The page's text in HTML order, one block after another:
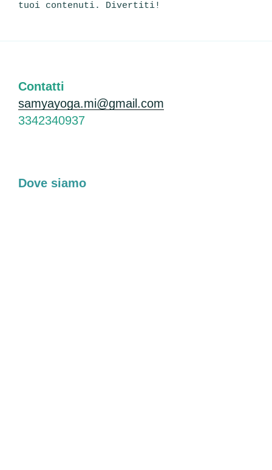
tuoi contenuti. Divertiti!
Contatti
samyayoga.mi@gmail.com
3342340937
Dove siamo